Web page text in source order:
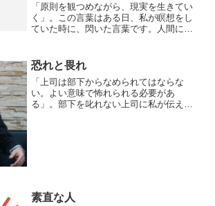
「原則を観つめながら、現実を生きてい
く」。この言葉はある日、私が瞑想をし
ていた時に、閃いた言葉です。人間には
から、ゼロサムであり、他者との比較、
競争の世界です。原則は霊...
恐れと畏れ
「上司は部下からなめられてはならな
い。よい意味で怖れられる必要があ
る」。部下を叱れない上司に私が伝えて
素直な人